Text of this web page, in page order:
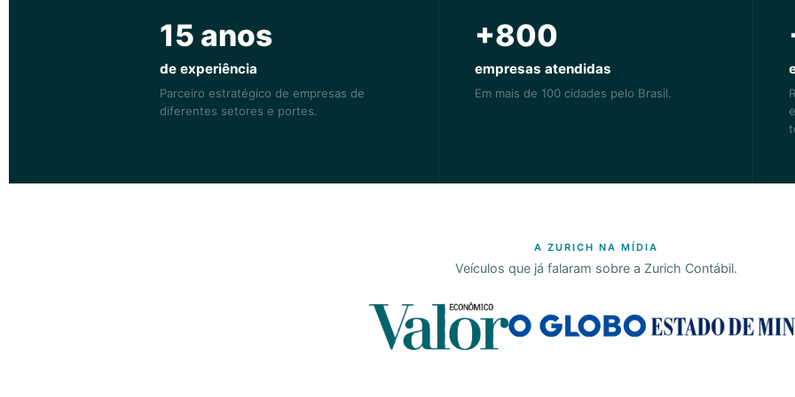
15 anos
de experiência
Parceiro estratégico de empresas de
diferentes setores e portes.
+800
empresas atendidas
Em mais de 100 cidades pelo Brasil.
A ZURICH NA MÍDIA
Veículos que já falaram sobre a Zurich Contábil.